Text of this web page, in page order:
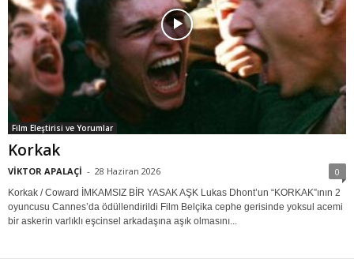
Film Eleştirisi ve Yorumlar
Korkak
VİKTOR APALAÇİ - 28 Haziran 2026 0
Korkak / Coward İMKAMSIZ BİR YASAK AŞK Lukas Dhont’un “KORKAK”ının 2
oyuncusu Cannes’da ödüllendirildi Film Belçika cephe gerisinde yoksul acemi
bir askerin varlıklı eşcinsel arkadaşına aşık olmasını...